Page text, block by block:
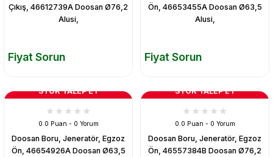
Çıkış, 46612739A Doosan Ø76,2
Alusi,
Fiyat Sorun
Ön, 46653455A Doosan Ø63,5
Alusi,
Fiyat Sorun
STOK TALEP ET
0.0 Puan - 0 Yorum
Doosan Boru, Jeneratör, Egzoz
Ön, 46654926A Doosan Ø63,5
STOK TALEP ET
0.0 Puan - 0 Yorum
Doosan Boru, Jeneratör, Egzoz
Ön, 46557384B Doosan Ø76,2